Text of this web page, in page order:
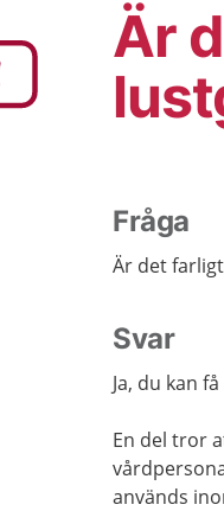
Är
Fråga
Är det
Svar
Ja, du kan
En del tror
används